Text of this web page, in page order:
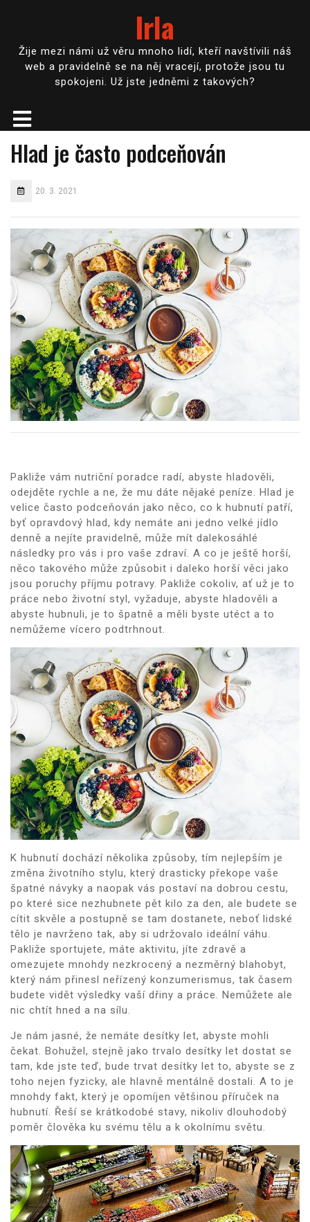
Irla
Žije mezi námi už věru mnoho lidí, kteří navštívili náš
web a pravidelně se na něj vracejí, protože jsou tu
spokojeni. Už jste jedněmi z takových?
Hlad je často podceňován
20. 3. 2021
Pakliže vám nutriční poradce radí, abyste hladověli,
odejděte rychle a ne, že mu dáte nějaké peníze. Hlad je
velice často podceňován jako něco, co k hubnutí patří,
byť opravdový hlad, kdy nemáte ani jedno velké jídlo
denně a nejíte pravidelně, může mít dalekosáhlé
následky pro vás i pro vaše zdraví. A co je ještě horší,
něco takového může způsobit i daleko horší věci jako
jsou poruchy příjmu potravy. Pakliže cokoliv, ať už je to
práce nebo životní styl, vyžaduje, abyste hladověli a
abyste hubnuli, je to špatně a měli byste utéct a to
nemůžeme vícero podtrhnout.
K hubnutí dochází několika způsoby, tím nejlepším je
změna životního stylu, který drasticky překope vaše
špatné návyky a naopak vás postaví na dobrou cestu,
po které sice nezhubnete pět kilo za den, ale budete se
cítit skvěle a postupně se tam dostanete, neboť lidské
tělo je navrženo tak, aby si udržovalo ideální váhu.
Pakliže sportujete, máte aktivitu, jíte zdravě a
omezujete mnohdy nezkrocený a nezměrný blahobyt,
který nám přinesl neřízený konzumerismus, tak časem
budete vidět výsledky vaší dřiny a práce. Nemůžete ale
nic chtít hned a na sílu.
Je nám jasné, že nemáte desítky let, abyste mohli
čekat. Bohužel, stejně jako trvalo desítky let dostat se
tam, kde jste teď, bude trvat desítky let to, abyste se z
toho nejen fyzicky, ale hlavně mentálně dostali. A to je
mnohdy fakt, který je opomíjen většinou příruček na
hubnutí. Řeší se krátkodobé stavy, nikoliv dlouhodobý
poměr člověka ku svému tělu a k okolnímu světu.